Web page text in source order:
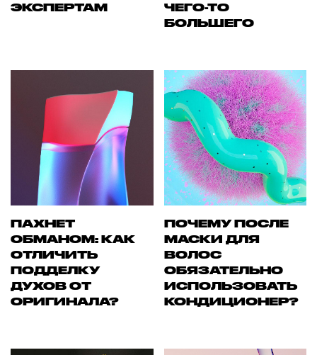
ЭКСПЕРТАМ
ЧЕГО-ТО
БОЛЬШЕГО
ПАХНЕТ
ОБМАНОМ: КАК
ОТЛИЧИТЬ
ПОДДЕЛКУ
ДУХОВ ОТ
ОРИГИНАЛА?
ПОЧЕМУ ПОСЛЕ
МАСКИ ДЛЯ
ВОЛОС
ОБЯЗАТЕЛЬНО
ИСПОЛЬЗОВАТЬ
КОНДИЦИОНЕР?